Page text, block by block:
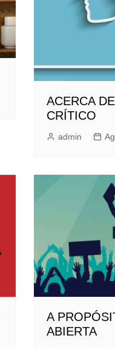
ACERCA
CRÍTICO
admin
A
ABIERTA